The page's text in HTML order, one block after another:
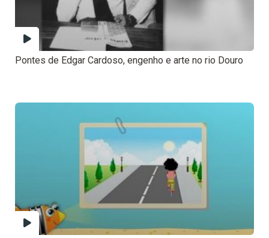
Pontes de Edgar Cardoso, engenho e arte no rio Douro